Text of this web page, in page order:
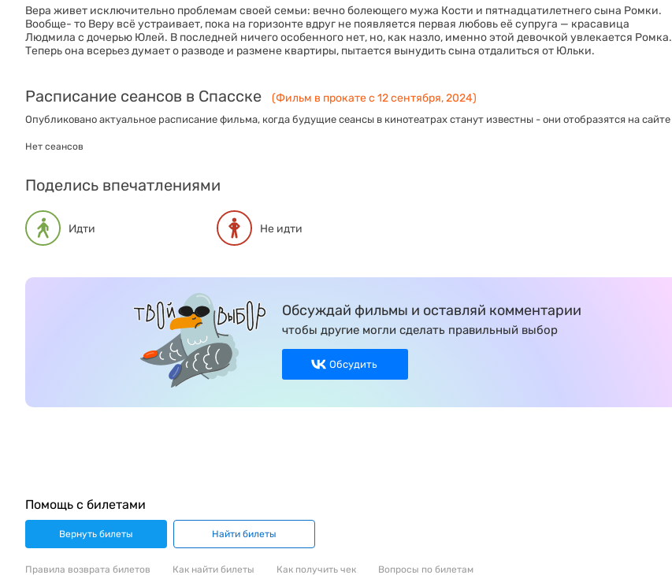
Вера живет исключительно проблемам своей семьи: вечно болеющего мужа Кости и пятнадцатилетнего сына Ромки.
Вообще- то Веру всё устраивает, пока на горизонте вдруг не появляется первая любовь её супруга — красавица
Людмила с дочерью Юлей. В последней ничего особенного нет, но, как назло, именно этой девочкой увлекается Ромка.
Теперь она всерьез думает о разводе и размене квартиры, пытается вынудить сына отдалиться от Юльки.
Расписание сеансов в Спасске (Фильм в прокате с 12 сентября, 2024)
Опубликовано актуальное расписание фильма, когда будущие сеансы в кинотеатрах станут известны - они отобразятся на сайте
Нет сеансов
Поделись впечатлениями
Идти Не идти
Обсуждай фильмы и оставляй комментарии
чтобы другие могли сделать правильный выбор
Обсудить
Помощь с билетами
Вернуть билеты Найти билеты
Правила возврата билетов Как найти билеты Как получить чек Вопросы по билетам